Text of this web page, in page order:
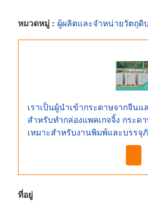
หมวดหมู่ : ผู้ผลิตและจำหน่ายวัตถุดิ
เราเป็นผู้นำเข้ากระดาษจากจีน
สำหรับทำกล่องแพคเกจจิ้ง กระด
เหมาะสำหรับงานพิมพ์และบรร
ที่อยู่